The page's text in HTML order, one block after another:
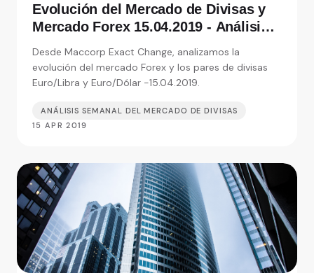
Evolución del Mercado de Divisas y
Mercado Forex 15.04.2019 - Análisis
de moneda
Desde Maccorp Exact Change, analizamos la
evolución del mercado Forex y los pares de divisas
Euro/Libra y Euro/Dólar -15.04.2019.
ANÁLISIS SEMANAL DEL MERCADO DE DIVISAS
15 APR 2019